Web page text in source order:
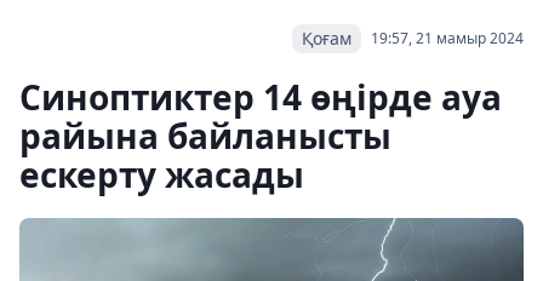
19:57, 21 мамыр 2024
Қоғам
Синоптиктер 14 өңірде ауа
райына байланысты
ескерту жасады